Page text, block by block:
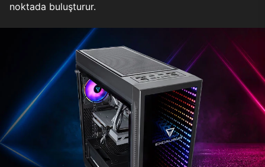
noktada buluşturur.